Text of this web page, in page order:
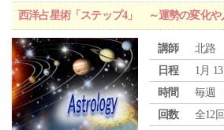
西洋占星術「ステップ4」 ～運勢の変化
講師
北路
日程
1月
時間
毎週
回数
全12回